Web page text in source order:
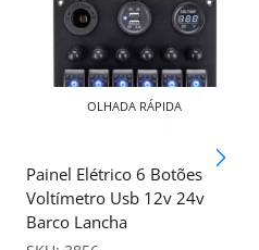
OLHADA RÁPIDA
Painel Elétrico 6 Botões
Voltímetro Usb 12v 24v
Barco Lancha